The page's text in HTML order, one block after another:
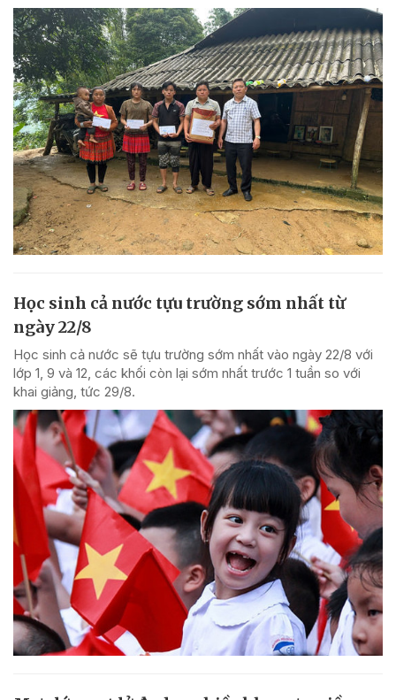
Học sinh cả nước tựu trường sớm nhất từ
ngày 22/8
Học sinh cả nước sẽ tựu trường sớm nhất vào ngày 22/8 với
lớp 1, 9 và 12, các khối còn lại sớm nhất trước 1 tuần so với
khai giảng, tức 29/8.